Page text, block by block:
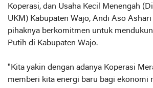
Koperasi, dan Usaha Kecil Menengah
UKM) Kabupaten Wajo, Andi Aso
pihaknya berkomitmen untuk
Putih di Kabupaten Wajo.
"Kita yakin dengan adanya Koperasi
memberi kita energi baru bagi ekonomi